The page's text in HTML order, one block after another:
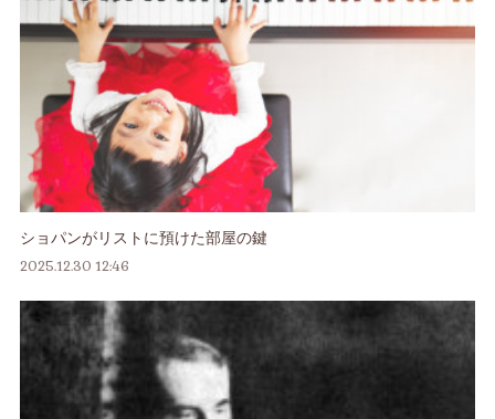
ショパンがリストに預けた部屋の鍵
2025.12.30 12:46